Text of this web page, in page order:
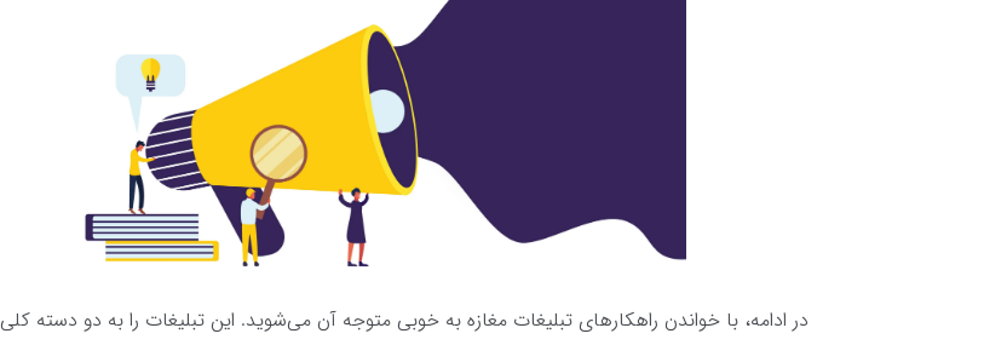
در ادامه، با خواندن راهکارهای تبلیغات مغازه به خوبی متوجه آن می‌شوید. این تبلیغات را به دو دسته کلی